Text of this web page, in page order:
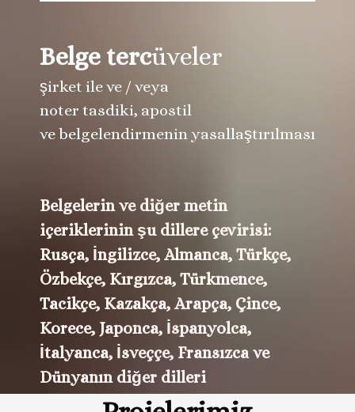
Belge tercüveler
şirket ile ve / veya
noter tasdiki, apostil
ve belgelendirmenin yasallaştırılması
Belgelerin ve diğer metin
içeriklerinin şu dillere çevirisi:
Rusça, İngilizce, Almanca, Türkçe,
Özbekçe, Kırgızca, Türkmence,
Tacikçe, Kazakça, Arapça, Çince,
Korece, Japonca, İspanyolca,
İtalyanca, İsveççe, Fransızca ve
Dünyanın diğer dilleri